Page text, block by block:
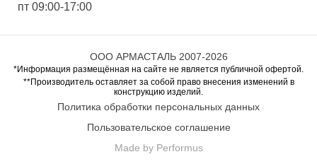
пт 09:00-17:00
ООО АРМАСТАЛЬ 2007-2026
*Информация размещённая на сайте не является публичной офертой.
**Производитель оставляет за собой право внесения изменений в
конструкцию изделий.
Политика обработки персональных данных
Пользовательское соглашение
Made by Performus
Перейти в корзину